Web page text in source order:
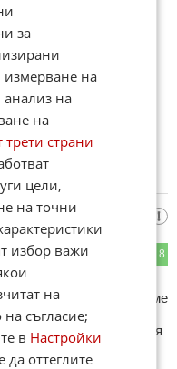
Господар
8
купува скъп
го правим. Ние купуваме
Африка. Копейките
руската губерния
за
на
на
на
страни
цели,
на точни
избор важи
на
съгласие;
в Настройки
да оттеглите